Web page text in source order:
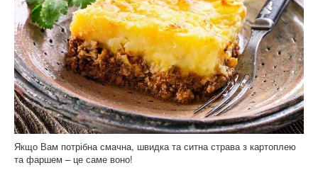
Якщо Вам потрібна смачна, швидка та ситна страва з картоплею
та фаршем – це саме воно!